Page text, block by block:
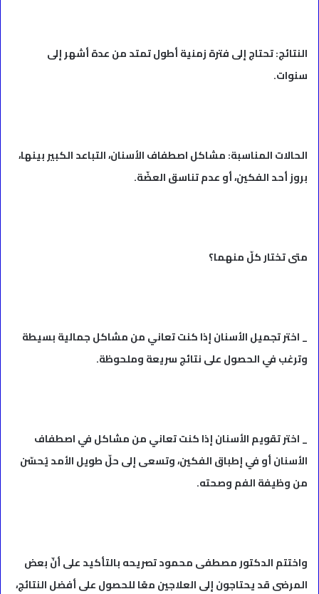
النتائج: تحتاج إلى فترة زمنية أطول تمتد من عدة أشهر إلى
سنوات.
الحالات المناسبة: مشاكل اصطفاف الأسنان، التباعد الكبير بينها،
بروز أحد الفكين، أو عدم تناسق العضّة.
متى تختار كلّ منهما؟
_ اختر تجميل الأسنان إذا كنت تعاني من مشاكل جمالية بسيطة
وترغب في الحصول على نتائج سريعة وملحوظة.
_ اختر تقويم الأسنان إذا كنت تعاني من مشاكل في اصطفاف
الأسنان أو في إطباق الفكين، وتسعى إلى حلّ طويل الأمد يُحسّن
من وظيفة الفم وصحته.
واختتم الدكتور مصطفى محمود تصريحه بالتأكيد على أنّ بعض
المرضى قد يحتاجون إلى العلاجين معًا للحصول على أفضل النتائج،